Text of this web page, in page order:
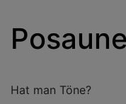
Hat man Töne?